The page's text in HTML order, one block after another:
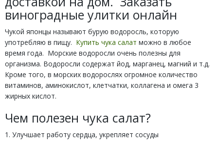
виноградные улитки онлайн
Чукой японцы называют бурую водоросль, которую
употребляю в пищу. Купить чука салат можно в любое
время года. Морские водоросли очень полезны для
организма. Водоросли содержат йод, марганец, магний и т.д.
Кроме того, в морских водорослях огромное количество
витаминов, аминокислот, клетчатки, коллагена и омега 3
жирных кислот.
Чем полезен чука салат?
1. Улучшает работу сердца, укрепляет сосуды